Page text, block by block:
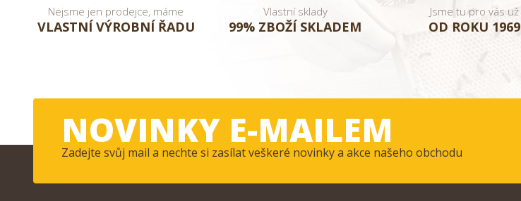
Nejsme jen prodejce, máme
VLASTNÍ VÝROBNÍ ŘADU
Vlastní sklady
99% ZBOŽÍ SKLADEM
Jsme tu pro vás už
OD ROKU 1969
NOVINKY E-MAILEM
Zadejte svůj mail a nechte si zasílat veškeré novinky a akce našeho obchodu